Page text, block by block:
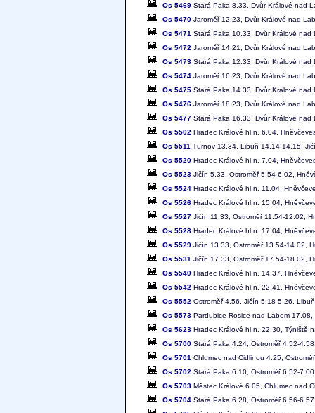
Os 5469 Stará Paka 8.33, Dvůr Králové nad
Os 5470 Jaroměř 12.23, Dvůr Králové nad
Os 5471 Stará Paka 10.33, Dvůr Králové nad
Os 5472 Jaroměř 14.21, Dvůr Králové nad
Os 5473 Stará Paka 12.33, Dvůr Králové
Os 5474 Jaroměř 16.23, Dvůr Králové nad
Os 5475 Stará Paka 14.33, Dvůr Králové
Os 5476 Jaroměř 18.23, Dvůr Králové nad
Os 5477 Stará Paka 16.33, Dvůr Králové
Os 5502 Hradec Králové hl.n. 6.04,
Os 5511 Turnov 13.34, Libuň 14.14-14.15,
Os 5520 Hradec Králové hl.n. 7.04,
Os 5523 Jičín 5.33, Ostroměř 5.54-6.02,
Os 5524 Hradec Králové hl.n. 11.04,
Os 5526 Hradec Králové hl.n. 15.04,
Os 5527 Jičín 11.33, Ostroměř 11.54-12.02,
Os 5528 Hradec Králové hl.n. 17.04,
Os 5529 Jičín 13.33, Ostroměř 13.54-14.02,
Os 5531 Jičín 17.33, Ostroměř 17.54-18.02,
Os 5540 Hradec Králové hl.n. 14.37,
Os 5542 Hradec Králové hl.n. 22.41,
Os 5552 Ostroměř 4.56, Jičín 5.18-5.26,
Os 5573 Pardubice-Rosice nad Labem
Os 5623 Hradec Králové hl.n. 22.30, Týniště
Os 5700 Stará Paka 4.24, Ostroměř 4.52-
Os 5701 Chlumec nad Cidlinou 4.25,
Os 5702 Stará Paka 6.10, Ostroměř 6.52-
Os 5703 Městec Králové 6.05, Chlumec nad
Os 5704 Stará Paka 6.28, Ostroměř 6.56-